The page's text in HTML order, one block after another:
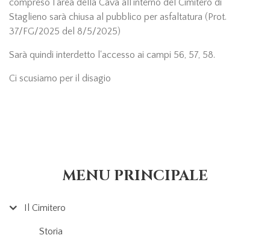
compreso l'area della Cava all'interno del Cimitero di
Staglieno sarà chiusa al pubblico per asfaltatura (Prot.
37/FG/2025 del 8/5/2025)
Sarà quindi interdetto l'accesso ai campi 56, 57, 58.
Ci scusiamo per il disagio
MENU PRINCIPALE
Il Cimitero
Storia